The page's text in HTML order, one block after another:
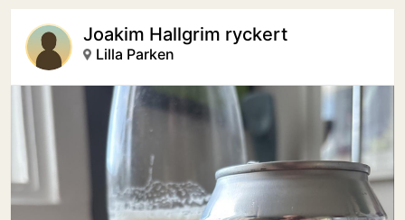
Joakim Hallgrim ryckert
Lilla Parken